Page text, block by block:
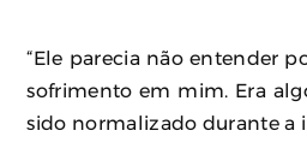
“Ele parecia não entender
sofrimento em mim. Era
sido normalizado durante a